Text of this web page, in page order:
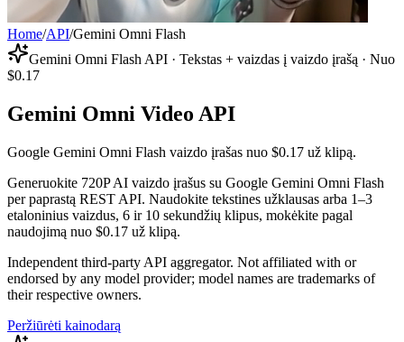
Home/API/Gemini Omni Flash
Gemini Omni Flash API · Tekstas + vaizdas į vaizdo įrašą · Nuo
$0.17
Gemini Omni Video API
Google Gemini Omni Flash vaizdo įrašas nuo $0.17 už klipą.
Generuokite 720P AI vaizdo įrašus su Google Gemini Omni Flash
per paprastą REST API. Naudokite tekstines užklausas arba 1–3
etaloninius vaizdus, 6 ir 10 sekundžių klipus, mokėkite pagal
naudojimą nuo $0.17 už klipą.
Independent third-party API aggregator. Not affiliated with or
endorsed by any model provider; model names are trademarks of
their respective owners.
Peržiūrėti kainodarą